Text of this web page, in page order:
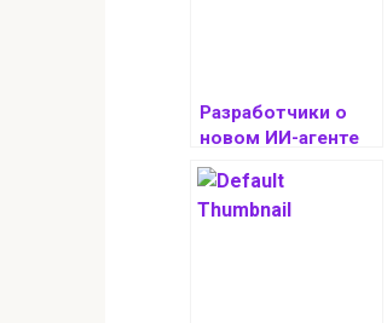
Разработчики о
новом ИИ-агенте
GitHub Copilot —
действительно ли
он хорош?